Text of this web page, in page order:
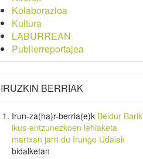
Kolaborazioa
Kultura
LABURREAN
Publierreportajea
IRUZKIN BERRIAK
Irun-za(ha)r-berria(e)k Beldur Barik
ikus-entzunezkoen lehiaketa
martxan jarri du Irungo Udalak
bidalketan